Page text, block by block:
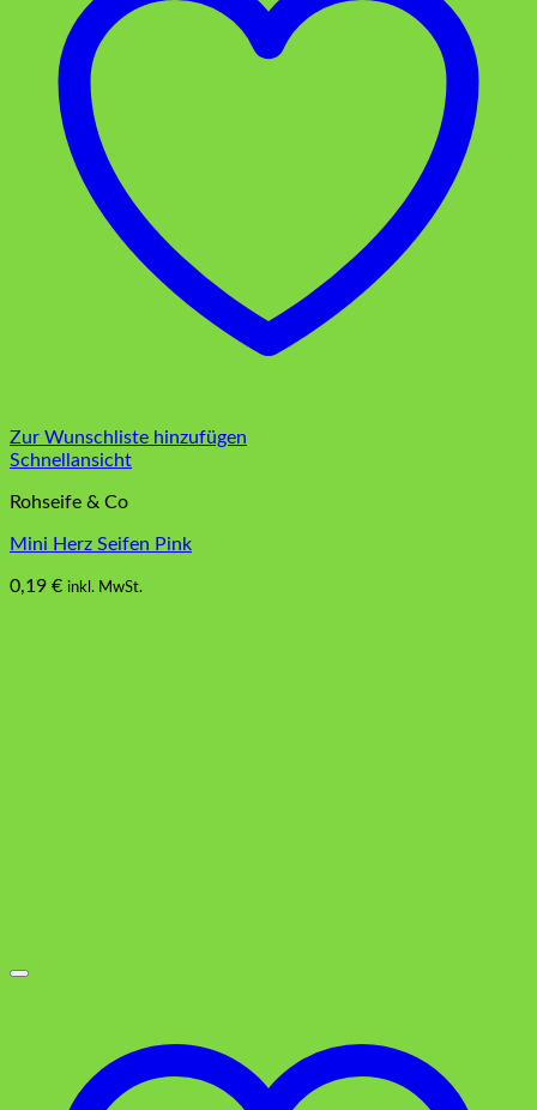
Zur Wunschliste hinzufügen
Schnellansicht
Rohseife & Co
Mini Herz Seifen Pink
0,19 € inkl. MwSt.